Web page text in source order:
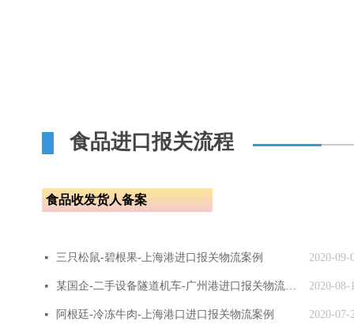
食品进口报关流程
食品收发货人备案
2020-09-
넷 三只松鼠-碧根果-上海港进口报关物流案例
2020-08-
넷 某国企-二手设备隧道机车-广州港进口报关物流案例
2020-07-
넷 阿根廷-冷冻牛肉-上海港口进口报关物流案例